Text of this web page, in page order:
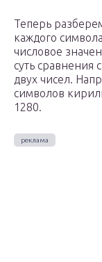
Теперь
каждого
числовое
суть сравнения
двух чисел.
символов
1280.